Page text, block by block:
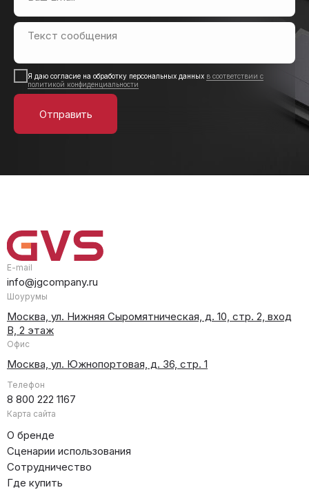
Я даю согласие на обработку персональных данных в соответствии с
политикой конфиденциальности
Отправить
E-mail
info@jgcompany.ru
Шоурумы
Москва, ул. Нижняя Сыромятническая, д. 10, стр. 2, вход
В, 2 этаж
Офис
Москва, ул. Южнопортовая, д. 36, стр. 1
Телефон
8 800 222 1167
Карта сайта
О бренде
Сценарии использования
Сотрудничество
Где купить